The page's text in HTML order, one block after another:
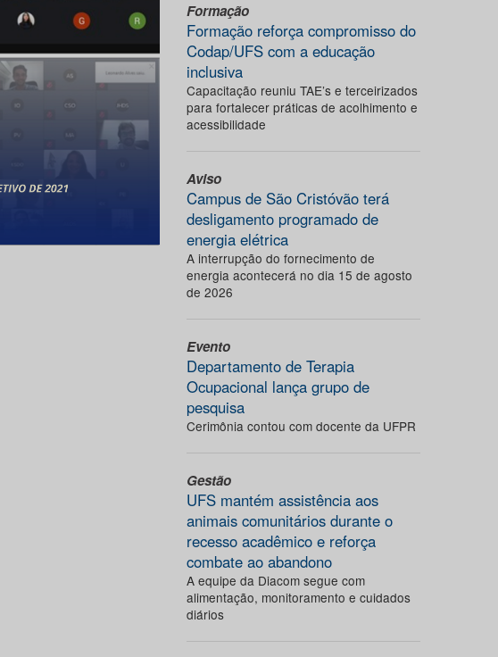
Formação
Formação reforça compromisso do
Codap/UFS com a educação
inclusiva
Capacitação reuniu TAE’s e terceirizados
para fortalecer práticas de acolhimento e
acessibilidade
Aviso
Campus de São Cristóvão terá
desligamento programado de
energia elétrica
A interrupção do fornecimento de
energia acontecerá no dia 15 de agosto
de 2026
Evento
Departamento de Terapia
Ocupacional lança grupo de
pesquisa
Cerimônia contou com docente da UFPR
Gestão
UFS mantém assistência aos
animais comunitários durante o
recesso acadêmico e reforça
combate ao abandono
A equipe da Diacom segue com
alimentação, monitoramento e cuidados
diários